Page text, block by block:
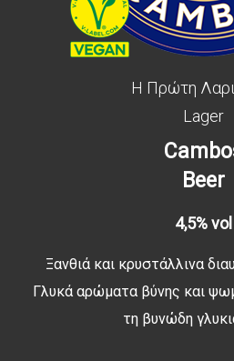
Η Πρώτη
Lager
Beer
4,5% vol
Ξανθιά και κρυστάλλινα
Γλυκά αρώματα βύνης και
τη βυνώδη